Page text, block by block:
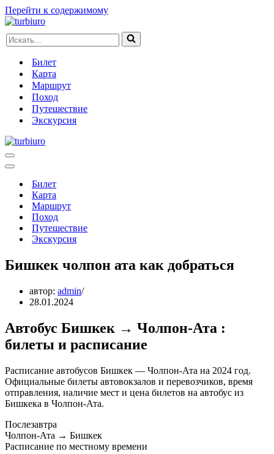
Перейти к содержимому
Искать...
Билет
Карта
Маршрут
Поход
Путешествие
Экскурсия
Меню
навигации
Меню
навигацииБилет
Карта
Маршрут
Поход
Путешествие
Экскурсия
Бишкек чолпон ата как добраться
автор: admin
28.01.2024
Автобус Бишкек → Чолпон-Ата :
билеты и расписание
Расписание автобусов Бишкек — Чолпон-Ата на 2024 год.
Официальные билеты автовокзалов и перевозчиков, время
отправления, наличие мест и цена билетов на автобус из
Бишкека в Чолпон-Ата.
Послезавтра
Чолпон-Ата → Бишкек
Расписание по местному времени